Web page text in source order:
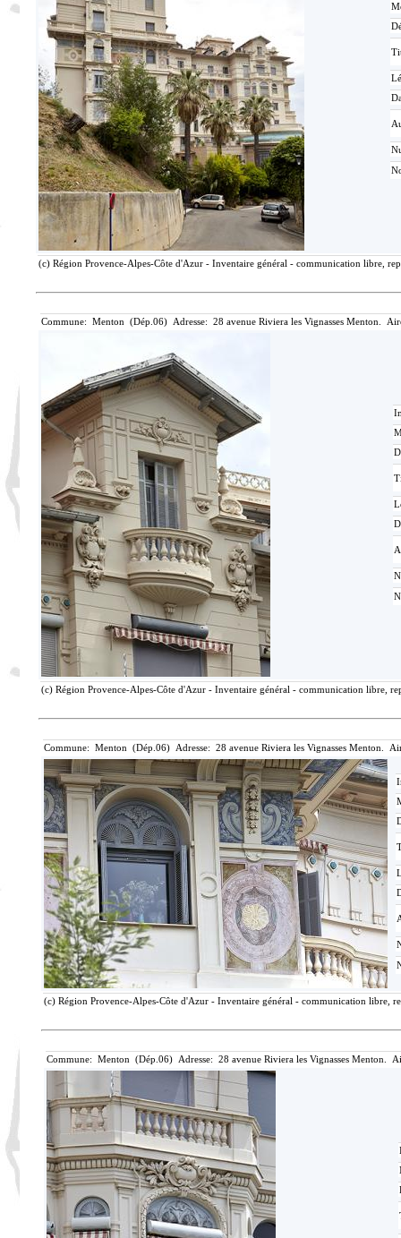
(c) Région Provence-Alpes-Côte d'Azur - Inventaire général - communication libre,
Commune: Menton (Dép.06) Adresse: 28 avenue Riviera les Vignasses Menton.
(c) Région Provence-Alpes-Côte d'Azur - Inventaire général - communication libre,
Commune: Menton (Dép.06) Adresse: 28 avenue Riviera les Vignasses Menton.
(c) Région Provence-Alpes-Côte d'Azur - Inventaire général - communication libre,
Commune: Menton (Dép.06) Adresse: 28 avenue Riviera les Vignasses Menton.